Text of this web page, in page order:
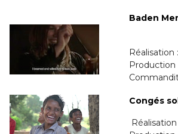
Baden
Réalisation
Production
Congés